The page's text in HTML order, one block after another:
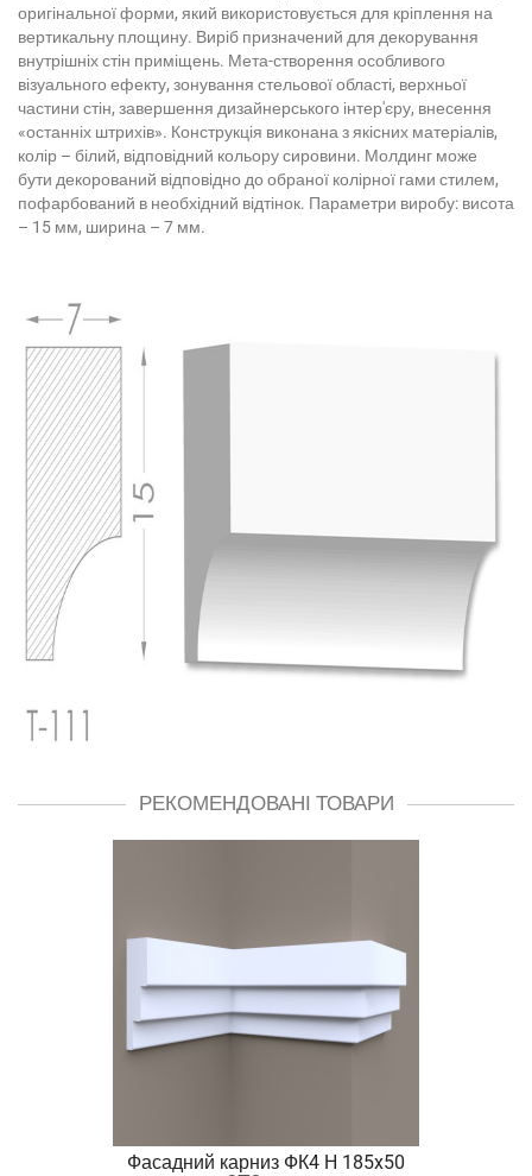
оригінальної форми, який використовується для кріплення на
вертикальну площину. Виріб призначений для декорування
внутрішніх стін приміщень. Мета-створення особливого
візуального ефекту, зонування стельової області, верхньої
частини стін, завершення дизайнерського інтер'єру, внесення
«останніх штрихів». Конструкція виконана з якісних матеріалів,
колір – білий, відповідний кольору сировини. Молдинг може
бути декорований відповідно до обраної колірної гами стилем,
пофарбований в необхідний відтінок. Параметри виробу: висота
– 15 мм, ширина – 7 мм.
РЕКОМЕНДОВАНІ ТОВАРИ
Фасадний карниз ФК4 H 185x50